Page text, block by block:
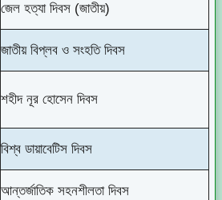
জেল হত্যা দিবস (জাতীয়)
জাতীয় বিপ্লব ও সংহতি দিবস
শহীদ নূর হোসেন দিবস
বিশ্ব ডায়াবেটিস দিবস
আন্তর্জাতিক সহনশীলতা দিবস